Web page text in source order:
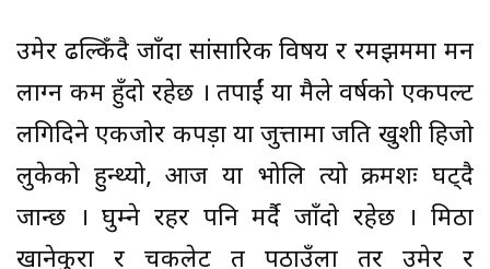
उमेर ढल्किँदै जाँदा सांसारिक विषय र रमझममा मन
लाग्न कम हुँदो रहेछ । तपाईं या मैले वर्षको एकपल्ट
लगिदिने एकजोर कपड़ा या जुत्तामा जति खुशी हिजो
लुकेको हुन्थ्यो, आज या भोलि त्यो क्रमशः घट्दै
जान्छ । घुम्ने रहर पनि मर्दै जाँदो रहेछ । मिठा
खानेकुरा र चकलेट त पठाउँला तर उमेर र